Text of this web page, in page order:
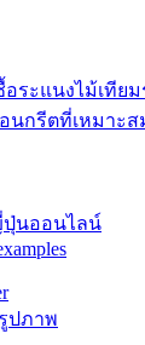
ระแนงไม้เทีย
อนกรีตที่เหมาะ
ปุ่นออนไลน์
ปภาพ